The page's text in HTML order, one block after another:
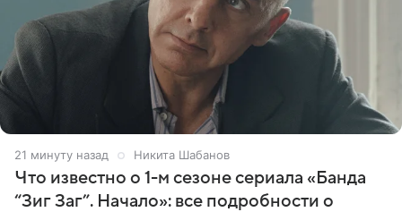
21 минуту назад Никита Шабанов
Что известно о 1-м сезоне сериала «Банда
“Зиг Заг”. Начало»: все подробности о